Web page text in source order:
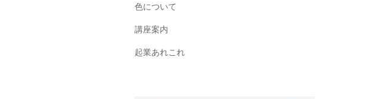
色について
講座案内
起業あれこれ